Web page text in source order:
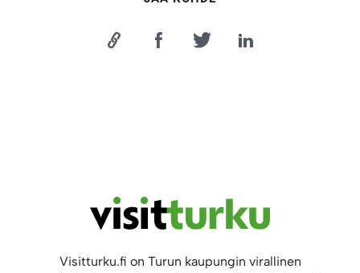
Visitturku.fi on Turun kaupungin virallinen